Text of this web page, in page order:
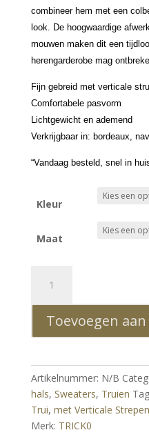
combineer hem met een
look. De hoogwaardige
mouwen maken dit een
herengarderobe mag
Fijn gebreid met verticale
Comfortabele pasvorm
Lichtgewicht en ademend
Verkrijgbaar in: bordeaux,
“Vandaag besteld, snel in
Kleur
Maat
Gebreid
Ronde
Hals
Dunne
Trui
met
Verticale
Strepen
Toevoegen
Artikelnummer: N/B
hals, Sweaters, Truien
Trui, met Verticale Strepen
Merk: TRICK0